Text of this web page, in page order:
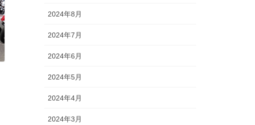
2024年8月
2024年7月
2024年6月
2024年5月
2024年4月
2024年3月